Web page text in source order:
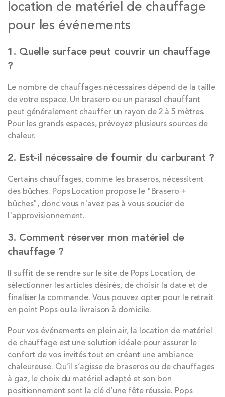
location de matériel de chauffage
pour les événements
1. Quelle surface peut couvrir un chauffage
?
Le nombre de chauffages nécessaires dépend de la taille
de votre espace. Un brasero ou un parasol chauffant
peut généralement chauffer un rayon de 2 à 5 mètres.
Pour les grands espaces, prévoyez plusieurs sources de
chaleur.
2. Est-il nécessaire de fournir du carburant ?
Certains chauffages, comme les braseros, nécessitent
des bûches. Pops Location propose le "Brasero +
bûches", donc vous n'avez pas à vous soucier de
l'approvisionnement.
3. Comment réserver mon matériel de
chauffage ?
Il suffit de se rendre sur le site de Pops Location, de
sélectionner les articles désirés, de choisir la date et de
finaliser la commande. Vous pouvez opter pour le retrait
en point Pops ou la livraison à domicile.
Pour vos événements en plein air, la location de matériel
de chauffage est une solution idéale pour assurer le
confort de vos invités tout en créant une ambiance
chaleureuse. Qu’il s’agisse de braseros ou de chauffages
à gaz, le choix du matériel adapté et son bon
positionnement sont la clé d’une fête réussie. Pops